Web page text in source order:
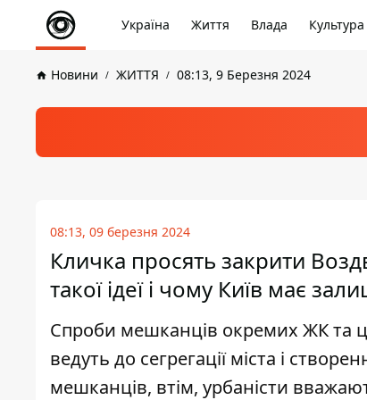
Україна Життя Влада Культура
Новини ЖИТТЯ 08:13, 9 Березня 2024
08:13, 09 березня 2024
Кличка просять закрити
такої ідеї і чому Київ має
Спроби мешканців окремих ЖК та
ведуть до сегрегації міста і
мешканців, втім, урбаністи